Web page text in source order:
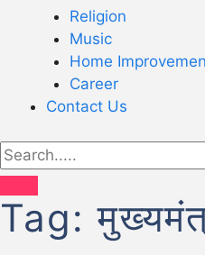
Religion
Music
Home
Career
Contact Us
Tag: